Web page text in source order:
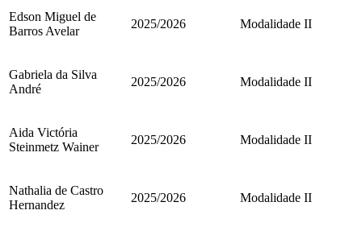
Edson Miguel de
Barros Avelar
2025/2026 Modalidade II
Gabriela da Silva
André
2025/2026 Modalidade II
Aida Victória
Steinmetz Wainer
2025/2026 Modalidade II
Nathalia de Castro
Hernandez
2025/2026 Modalidade II